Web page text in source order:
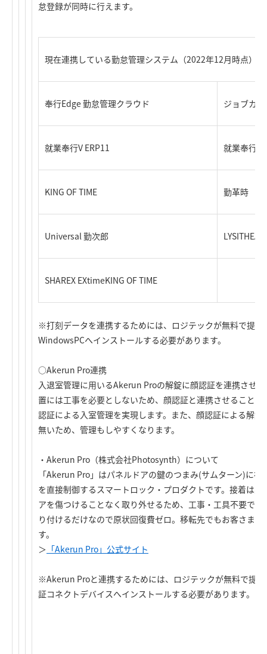
怠登録が同時に行えます。
現在連携している勤怠管理システム（2022年12月時点）
奉行Edge 勤怠管理クラウド ジョブカ
就業奉行V ERP11 就業奉行
KING OF TIME 勤革時
Universal 勤次郎 LYSITHEA
SHAREX EXtimeKING OF TIME
※打刻データを連携するためには、ロジテックが無料で提
WindowsPCへインストールする必要があります。
○Akerun Pro連携
入退室管理に用いるAkerun Proの解錠に顔認証を連携させ
置には工事を必要としないため、顔認証と連携させること
認証による入室管理を実現します。また、顔認証による解
無いため、管理もしやすくなります。
・Akerun Pro（株式会社Photosynth）について
「Akerun Pro」はパネルドアの鍵のつまみ(サムターン)に
を直接制御するスマートロック・プロダクトです。接着は
アを傷つけることなく取り外せるため、工事・工具不要で
り付けるだけなので原状回復費ゼロ。移転先でもお客さま
す。
＞ 「Akerun Pro」公式サイト
※Akerun Proと連携するためには、ロジテックが無料で提
証コネクトデバイスへインストールする必要があります。